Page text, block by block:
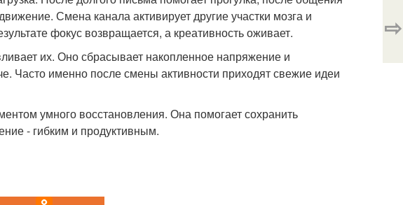
Смена канала активирует другие участки мозга и
фокус возвращается, а креативность оживает.
их. Оно сбрасывает накопленное напряжение и
Часто именно после смены активности приходят свежие идеи
умного восстановления. Она помогает сохранить
- гибким и продуктивным.
⇨